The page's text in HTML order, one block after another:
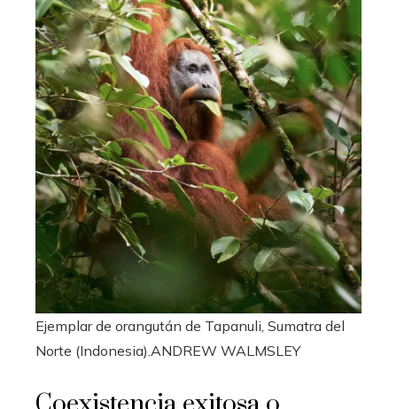
Ejemplar de orangután de Tapanuli, Sumatra del
Norte (Indonesia). ANDREW WALMSLEY